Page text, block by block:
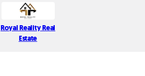
Royal Reality Real
Estate